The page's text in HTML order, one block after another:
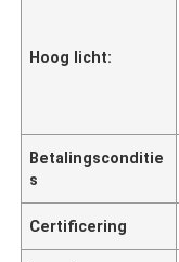
Hoog licht:
Betalingsconditie
s
Certificering